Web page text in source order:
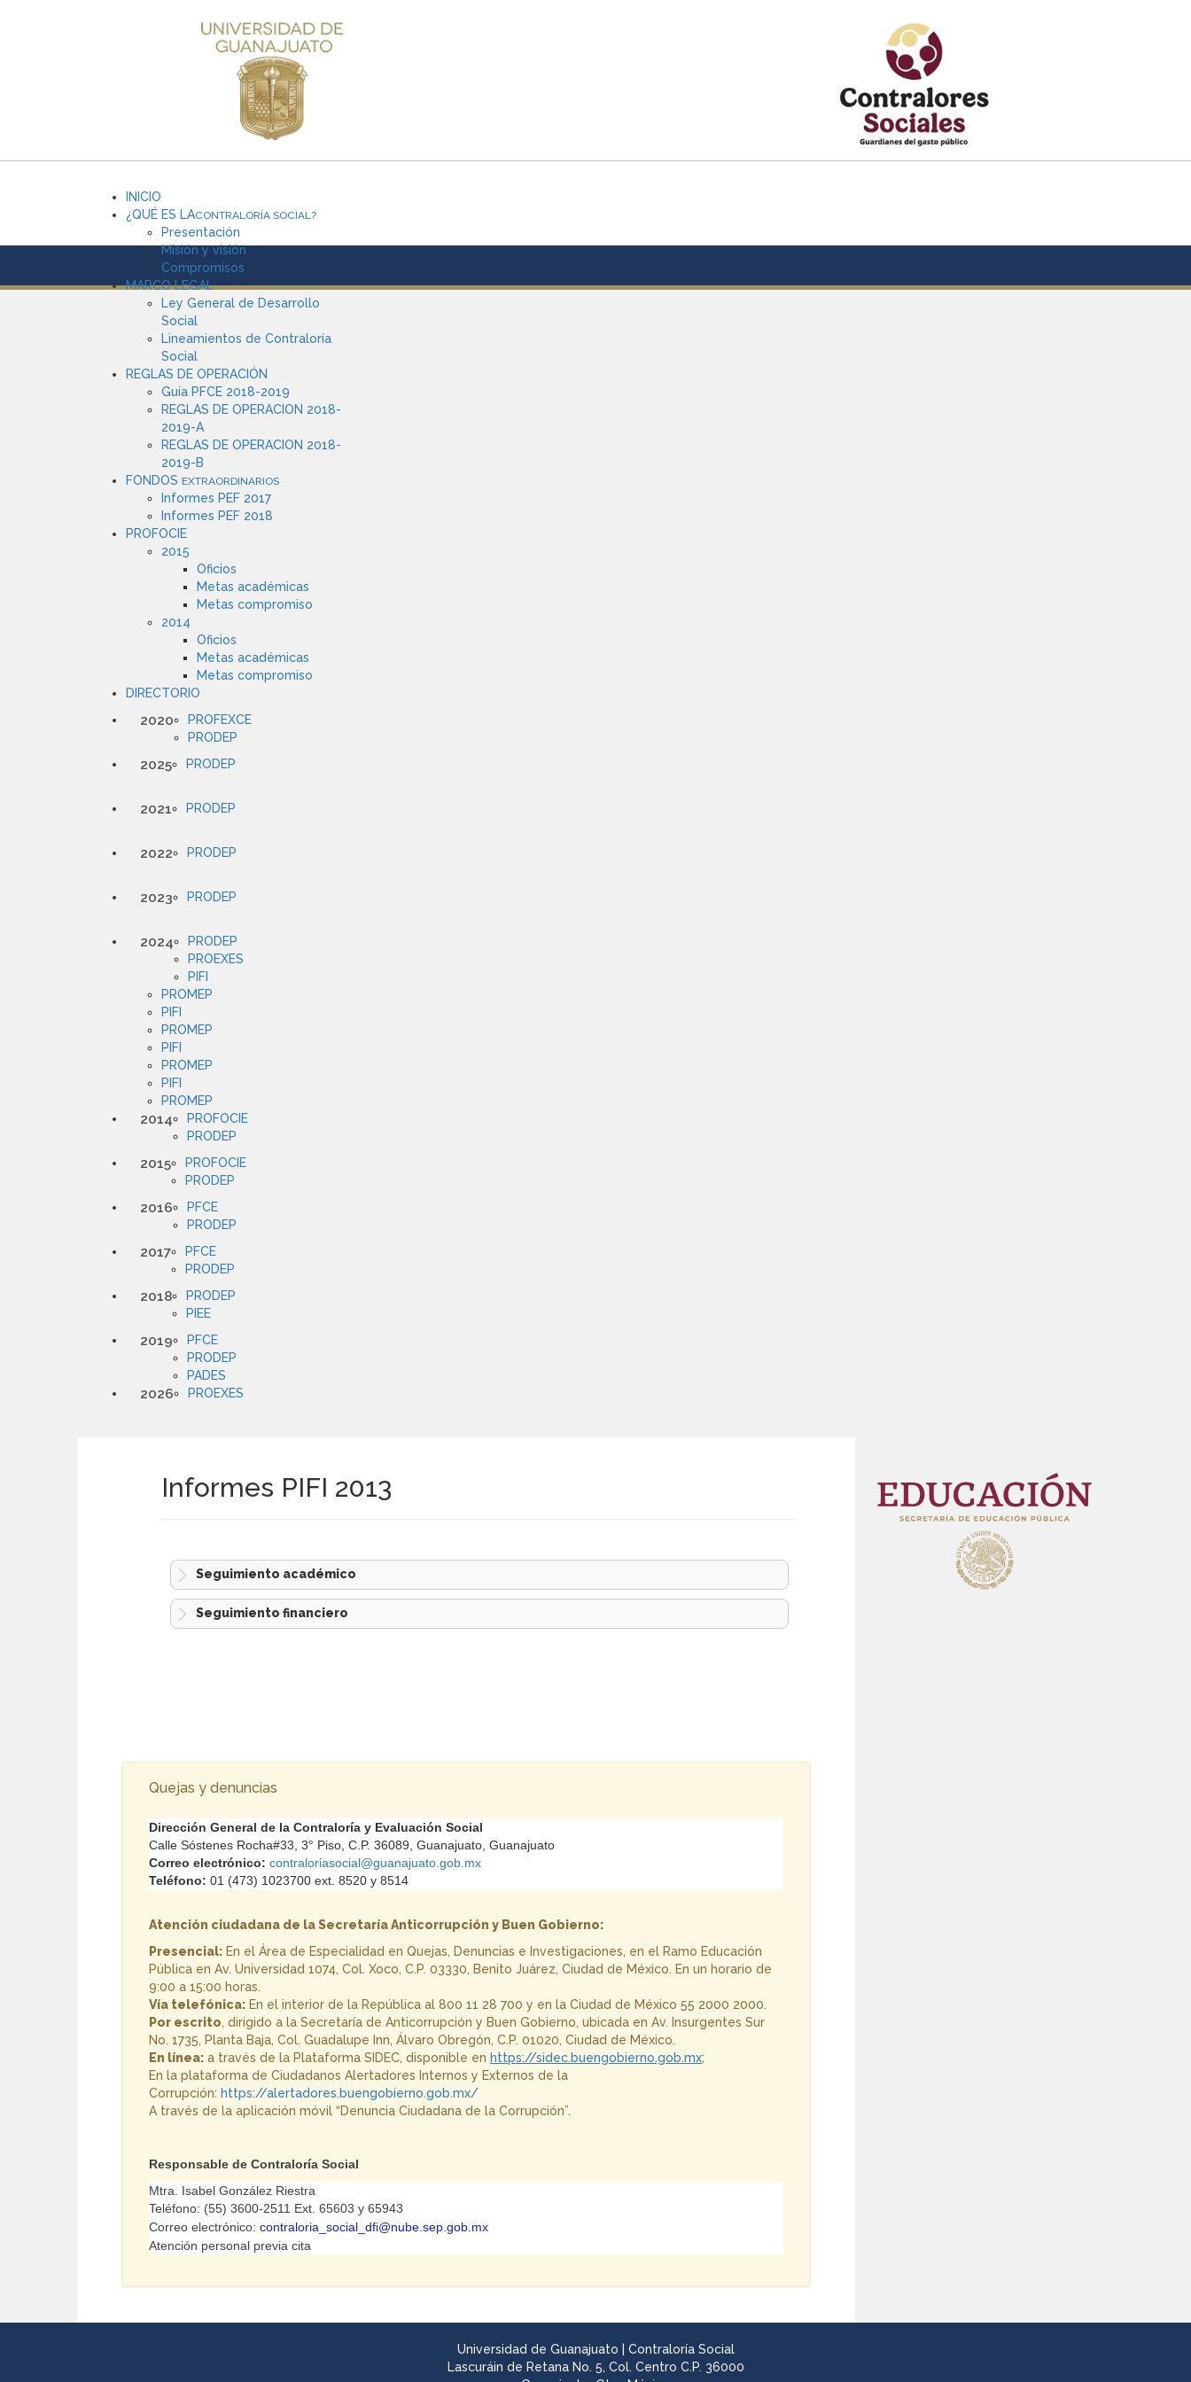
INICIO
¿QUÉ ES LACONTRALORÍA SOCIAL?
Presentación
Misión y visión
Compromisos
MARCO LEGAL
Ley General de Desarrollo
Social
Lineamientos de Contraloría
Social
REGLAS DE OPERACIÓN
Guía PFCE 2018-2019
REGLAS DE OPERACION 2018-
2019-A
REGLAS DE OPERACION 2018-
2019-B
FONDOS EXTRAORDINARIOS
Informes PEF 2017
Informes PEF 2018
PROFOCIE
2015
Oficios
Metas académicas
Metas compromiso
2014
Oficios
Metas académicas
Metas compromiso
DIRECTORIO
2020
PROFEXCE
PRODEP
2025 PRODEP
2021 PRODEP
2022 PRODEP
2023 PRODEP
2024
PRODEP
PROEXES
PIFI
PROMEP
PIFI
PROMEP
PIFI
PROMEP
PIFI
PROMEP
2014
PROFOCIE
PRODEP
2015
PROFOCIE
PRODEP
2016
PFCE
PRODEP
2017
PFCE
PRODEP
2018
PRODEP
PIEE
2019
PFCE
PRODEP
PADES
2026 PROEXES
Informes PIFI 2013
Seguimiento académico
Seguimiento financiero
Quejas y denuncias
Dirección General de la Contraloría y Evaluación Social
Calle Sóstenes Rocha#33, 3° Piso, C.P. 36089, Guanajuato, Guanajuato
Correo electrónico: contraloriasocial@guanajuato.gob.mx
Teléfono: 01 (473) 1023700 ext. 8520 y 8514
Atención ciudadana de la Secretaría Anticorrupción y Buen Gobierno:
Presencial: En el Área de Especialidad en Quejas, Denuncias e Investigaciones, en el Ramo Educación
Pública en Av. Universidad 1074, Col. Xoco, C.P. 03330, Benito Juárez, Ciudad de México. En un horario de
9:00 a 15:00 horas.
Vía telefónica: En el interior de la República al 800 11 28 700 y en la Ciudad de México 55 2000 2000.
Por escrito, dirigido a la Secretaría de Anticorrupción y Buen Gobierno, ubicada en Av. Insurgentes Sur
No. 1735, Planta Baja, Col. Guadalupe Inn, Álvaro Obregón, C.P. 01020, Ciudad de México.
En línea: a través de la Plataforma SIDEC, disponible en https://sidec.buengobierno.gob.mx;
En la plataforma de Ciudadanos Alertadores Internos y Externos de la
Corrupción: https://alertadores.buengobierno.gob.mx/
A través de la aplicación móvil “Denuncia Ciudadana de la Corrupción”.
Responsable de Contraloría Social
Mtra. Isabel González Riestra
Teléfono: (55) 3600-2511 Ext. 65603 y 65943
Correo electrónico: contraloria_social_dfi@nube.sep.gob.mx
Atención personal previa cita
Universidad de Guanajuato | Contraloría Social
Lascuráin de Retana No. 5, Col. Centro C.P. 36000